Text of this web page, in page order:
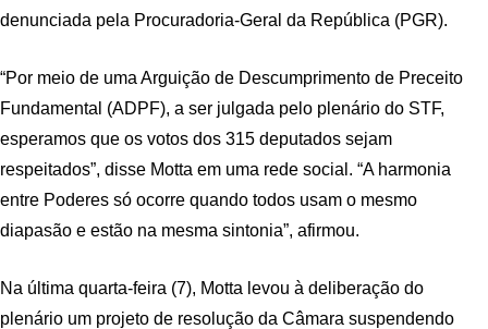
denunciada pela Procuradoria-Geral da República (PGR).
“Por meio de uma Arguição de Descumprimento de Preceito
Fundamental (ADPF), a ser julgada pelo plenário do STF,
esperamos que os votos dos 315 deputados sejam
respeitados”, disse Motta em uma rede social. “A harmonia
entre Poderes só ocorre quando todos usam o mesmo
diapasão e estão na mesma sintonia”, afirmou.
Na última quarta-feira (7), Motta levou à deliberação do
plenário um projeto de resolução da Câmara suspendendo